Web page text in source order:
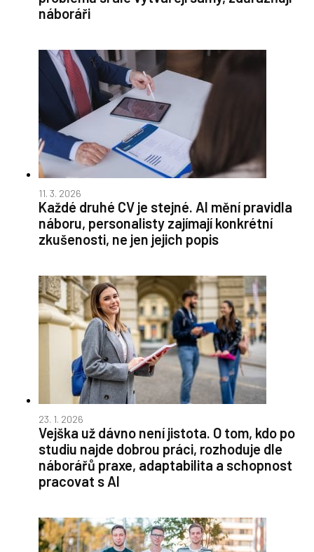
náboráři
11. 3. 2026
Každé druhé CV je stejné. AI mění pravidla
náboru, personalisty zajímají konkrétní
zkušenosti, ne jen jejich popis
23. 1. 2026
Vejška už dávno není jistota. O tom, kdo po
studiu najde dobrou práci, rozhoduje dle
náborářů praxe, adaptabilita a schopnost
pracovat s AI